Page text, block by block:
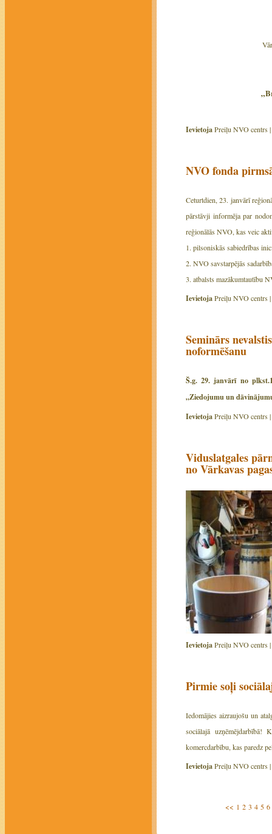
IevietojaPreiļu NVO centrs |
NVO fonda
Ceturtdien, 23. janvārī
pārstāvji informēja par
reģionālās NVO, kas veic
1. pilsoniskās sabiedrības
2. NVO savstarpējās
3. atbalsts mazākumtautību
IevietojaPreiļu NVO centrs |
Seminārs
noformēšanu
Š.g. 29. janvārī no
„Ziedojumu un
IevietojaPreiļu NVO centrs |
Viduslatgales
no Vārkavas
IevietojaPreiļu NVO centrs |
Pirmie soļi
Iedomājies aizraujošu un
sociālajā uzņēmējdarbībā!
komercdarbību, kas paredz
IevietojaPreiļu NVO centrs |
<< 1 2 3 4 5 6